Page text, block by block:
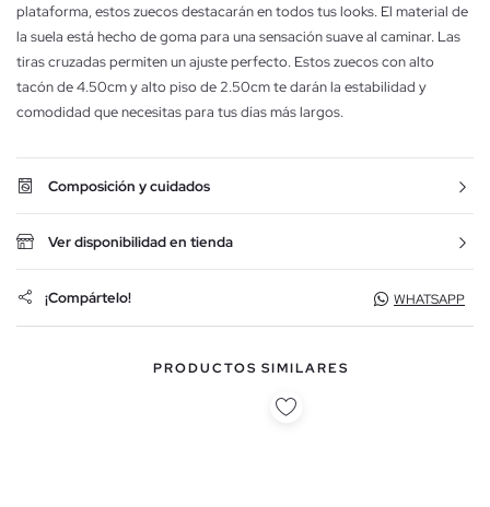
plataforma, estos zuecos destacarán en todos tus looks. El material de
la suela está hecho de goma para una sensación suave al caminar. Las
tiras cruzadas permiten un ajuste perfecto. Estos zuecos con alto
tacón de 4.50cm y alto piso de 2.50cm te darán la estabilidad y
comodidad que necesitas para tus días más largos.
Composición y cuidados
Ver disponibilidad en tienda
¡Compártelo! WHATSAPP
PRODUCTOS SIMILARES